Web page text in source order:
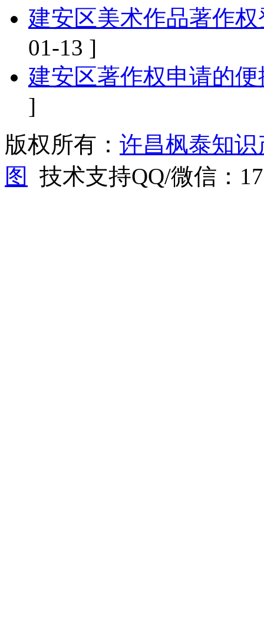
建安区美术作品著作
01-13 ]
建安区著作权申请的
]
版权所有： 许昌枫泰知
图
技术支持QQ/微信：